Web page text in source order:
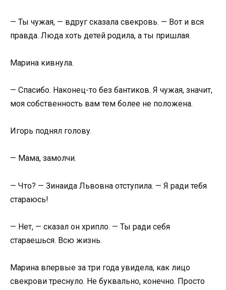
— Ты чужая, — вдруг сказала свекровь. — Вот и вся
правда. Люда хоть детей родила, а ты пришлая.
Марина кивнула.
— Спасибо. Наконец-то без бантиков. Я чужая, значит,
моя собственность вам тем более не положена.
Игорь поднял голову.
— Мама, замолчи.
— Что? — Зинаида Львовна отступила. — Я ради тебя
стараюсь!
— Нет, — сказал он хрипло. — Ты ради себя
стараешься. Всю жизнь.
Марина впервые за три года увидела, как лицо
свекрови треснуло. Не буквально, конечно. Просто